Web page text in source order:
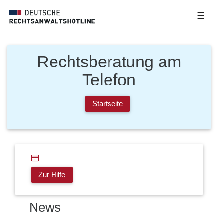
☰
Rechtsberatung am
Telefon
Startseite
Zur Hilfe
News